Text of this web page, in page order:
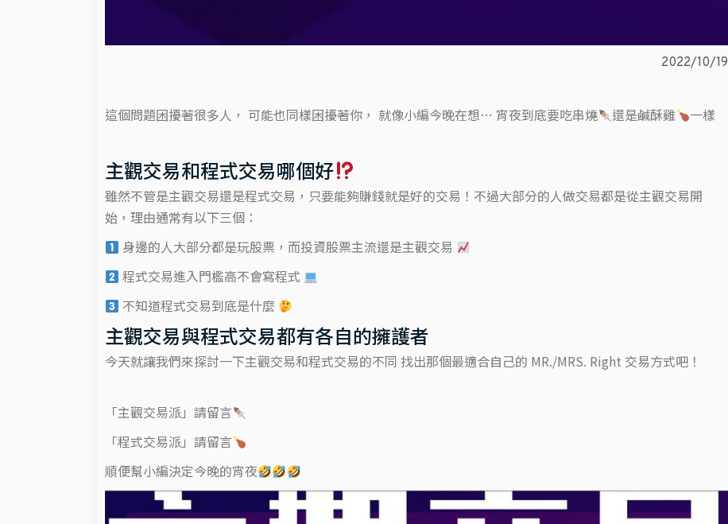
2022/10/19
這個問題困擾著很多人， 可能也同樣困擾著你，​ 就像小編今晚在想⋯ 宵夜到底要吃串燒 還是鹹酥雞 一樣​
主觀交易和程式交易哪個好
雖然不管是主觀交易還是程式交易，只要能夠賺錢就是好的交易！​不過大部分的人做交易都是從主觀交易開
始，理由通常有以下三個：
身邊的人大部分都是玩股票，而投資股票主流還是主觀交易
程式交易進入門檻高不會寫程式
不知道程式交易到底是什麼
主觀交易與程式交易都有各自的擁護者
今天就讓我們來探討一下主觀交易和程式交易的不同​ 找出那個最適合自己的 MR./MRS. Right 交易方式吧！​
「主觀交易派」請留言
「程式交易派」請留言
順便幫小編決定今晚的宵夜